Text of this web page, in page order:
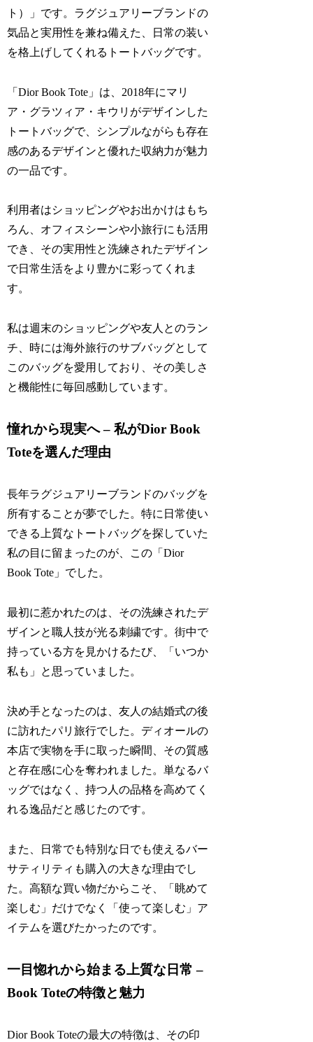
ト）」です。ラグジュアリーブランドの
気品と実用性を兼ね備えた、日常の装い
を格上げしてくれるトートバッグです。
「Dior Book Tote」は、2018年にマリ
ア・グラツィア・キウリがデザインした
トートバッグで、シンプルながらも存在
感のあるデザインと優れた収納力が魅力
の一品です。
利用者はショッピングやお出かけはもち
ろん、オフィスシーンや小旅行にも活用
でき、その実用性と洗練されたデザイン
で日常生活をより豊かに彩ってくれま
す。
私は週末のショッピングや友人とのラン
チ、時には海外旅行のサブバッグとして
このバッグを愛用しており、その美しさ
と機能性に毎回感動しています。
憧れから現実へ – 私がDior Book
Toteを選んだ理由
長年ラグジュアリーブランドのバッグを
所有することが夢でした。特に日常使い
できる上質なトートバッグを探していた
私の目に留まったのが、この「Dior
Book Tote」でした。
最初に惹かれたのは、その洗練されたデ
ザインと職人技が光る刺繍です。街中で
持っている方を見かけるたび、「いつか
私も」と思っていました。
決め手となったのは、友人の結婚式の後
に訪れたパリ旅行でした。ディオールの
本店で実物を手に取った瞬間、その質感
と存在感に心を奪われました。単なるバ
ッグではなく、持つ人の品格を高めてく
れる逸品だと感じたのです。
また、日常でも特別な日でも使えるバー
サティリティも購入の大きな理由でし
た。高額な買い物だからこそ、「眺めて
楽しむ」だけでなく「使って楽しむ」ア
イテムを選びたかったのです。
一目惚れから始まる上質な日常 –
Book Toteの特徴と魅力
Dior Book Toteの最大の特徴は、その印